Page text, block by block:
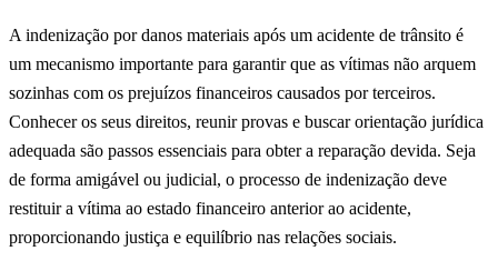
A indenização por danos materiais após um acidente de trânsito é
um mecanismo importante para garantir que as vítimas não arquem
sozinhas com os prejuízos financeiros causados por terceiros.
Conhecer os seus direitos, reunir provas e buscar orientação jurídica
adequada são passos essenciais para obter a reparação devida. Seja
de forma amigável ou judicial, o processo de indenização deve
restituir a vítima ao estado financeiro anterior ao acidente,
proporcionando justiça e equilíbrio nas relações sociais.